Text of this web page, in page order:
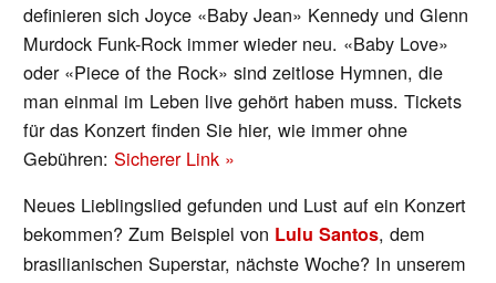
definieren sich Joyce «Baby Jean» Kennedy und Glenn
Murdock Funk-Rock immer wieder neu. «Baby Love»
oder «Piece of the Rock» sind zeitlose Hymnen, die
man einmal im Leben live gehört haben muss. Tickets
für das Konzert finden Sie hier, wie immer ohne
Gebühren:Sicherer Link »
Neues Lieblingslied gefunden und Lust auf ein Konzert
bekommen? Zum Beispiel von Lulu Santos, dem
brasilianischen Superstar, nächste Woche? In unserem